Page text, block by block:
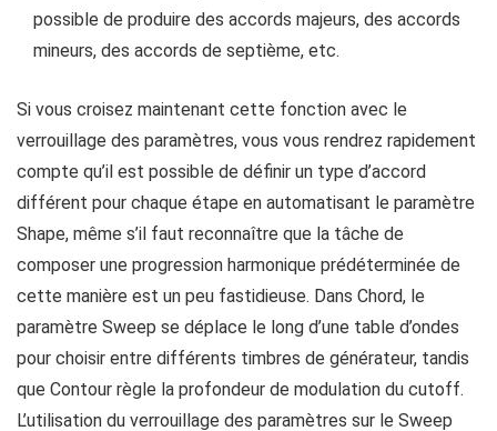
possible de produire des accords majeurs, des accords
mineurs, des accords de septième, etc.
Si vous croisez maintenant cette fonction avec le
verrouillage des paramètres, vous vous rendrez rapidement
compte qu’il est possible de définir un type d’accord
différent pour chaque étape en automatisant le paramètre
Shape, même s’il faut reconnaître que la tâche de
composer une progression harmonique prédéterminée de
cette manière est un peu fastidieuse. Dans Chord, le
paramètre Sweep se déplace le long d’une table d’ondes
pour choisir entre différents timbres de générateur, tandis
que Contour règle la profondeur de modulation du cutoff.
L’utilisation du verrouillage des paramètres sur le Sweep